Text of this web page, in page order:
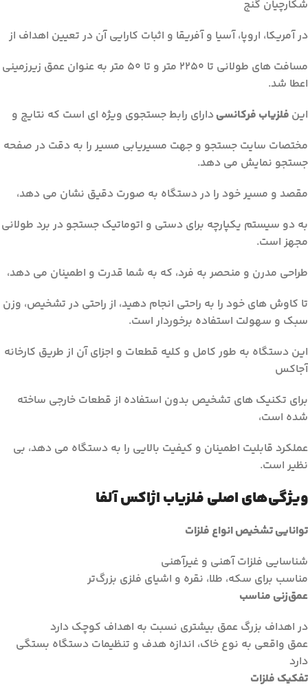
شکارچیان گنج
در آمریکا، اروپا، آسیا و آفریقا و اثبات کارایی آن در تعیین اهداف از
مسافت های طولانی تا 2250 متر و تا 50 متر به عنوان عمق زیرزمینی
اعطا شد.
این فلزیاب فرکانسیدارای رابط جستجوی ویژه ای است که نتایج و
مختصات سایت جستجو و جهت مسیریابی مسیر را به دقت در صفحه
جستجو نمایش می دهد.
مقصد و مسیر خود را در دستگاه به صورت دقیق نشان می دهد،
به دو سیستم یکپارچه برای دستی و اتوماتیک جستجو در برد طولانی
مجهز است.
طراحی مدرن و منحصر به فرد، که به شما قدرت و اطمینان می دهد،
تا کاوش های خود را به راحتی انجام دهید، از راحتی در تشخیص، وزن
سبک و سهولت استفاده برخوردار است.
این دستگاه به طور کامل و کلیه قطعات و اجزای آن از طریق کارخانه
آجاکس
برای تکنیک های تشخیص بدون استفاده از قطعات خارجی ساخته
شده است،
عملکرد قابلیت اطمینان و کیفیت بالایی را به دستگاه می دهد، بی
نظیر است.
ویژگی‌های اصلی فلزیاب اژاکس آلفا
توانایی تشخیص انواع فلزات
شناسایی فلزات آهنی و غیرآهنی
مناسب برای سکه، طلا، نقره و اشیای فلزی بزرگ‌تر
عمق‌زنی مناسب
در اهداف بزرگ عمق بیشتری نسبت به اهداف کوچک دارد
عمق واقعی به نوع خاک، اندازه هدف و تنظیمات دستگاه بستگی
دارد
تفکیک فلزات